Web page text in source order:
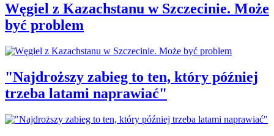
Węgiel z Kazachstanu w Szczecinie. Może
być problem
"Najdroższy zabieg to ten, który później
trzeba latami naprawiać"